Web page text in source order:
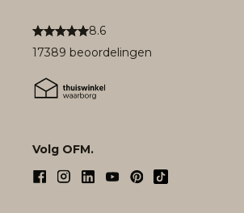
8.6
17389 beoordelingen
Volg OFM.